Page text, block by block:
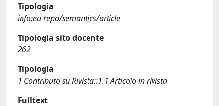
Tipologia
info:eu-repo/semantics/article
Tipologia sito docente
262
Tipologia
1 Contributo su Rivista::1.1 Articolo in rivista
Fulltext